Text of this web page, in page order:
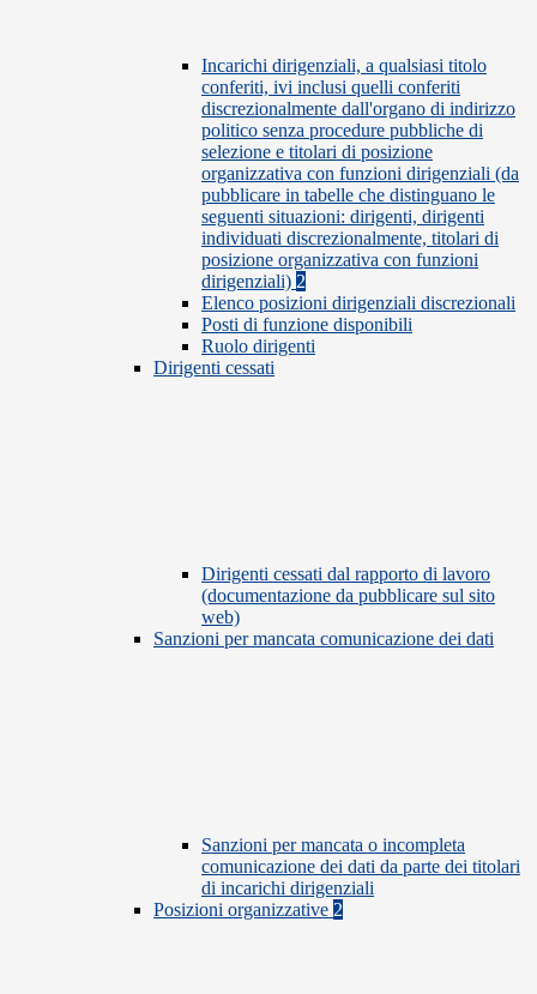
Incarichi dirigenziali, a qualsiasi titolo
conferiti, ivi inclusi quelli conferiti
discrezionalmente dall'organo di indirizzo
politico senza procedure pubbliche di
selezione e titolari di posizione
organizzativa con funzioni dirigenziali (da
pubblicare in tabelle che distinguano le
seguenti situazioni: dirigenti, dirigenti
individuati discrezionalmente, titolari di
posizione organizzativa con funzioni
dirigenziali) 2
Elenco posizioni dirigenziali discrezionali
Posti di funzione disponibili
Ruolo dirigenti
Dirigenti cessati
Dirigenti cessati dal rapporto di lavoro
(documentazione da pubblicare sul sito
web)
Sanzioni per mancata comunicazione dei dati
Sanzioni per mancata o incompleta
comunicazione dei dati da parte dei titolari
di incarichi dirigenziali
Posizioni organizzative 2